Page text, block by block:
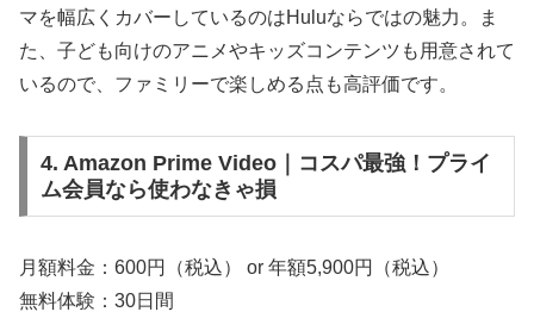
マを幅広くカバーしているのはHuluならではの魅力。ま
た、子ども向けのアニメやキッズコンテンツも用意されて
いるので、ファミリーで楽しめる点も高評価です。
4. Amazon Prime Video｜コスパ最強！プライ
ム会員なら使わなきゃ損
月額料金：600円（税込） or 年額5,900円（税込）
無料体験：30日間